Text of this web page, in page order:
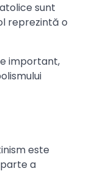
sunt
reprezintă o
important,
este
a